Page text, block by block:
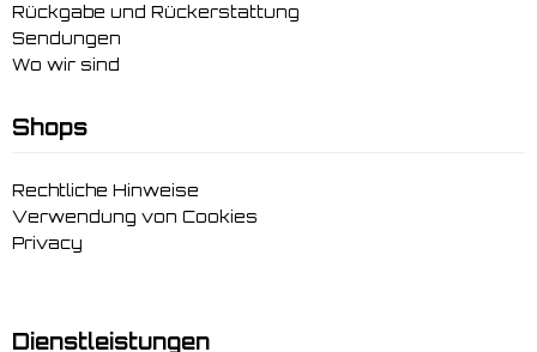
Rückgabe und Rückerstattung
Sendungen
Wo wir sind
Shops
Rechtliche Hinweise
Verwendung von Cookies
Privacy
Dienstleistungen